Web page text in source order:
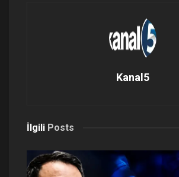
Kanal5
İlgili Posts